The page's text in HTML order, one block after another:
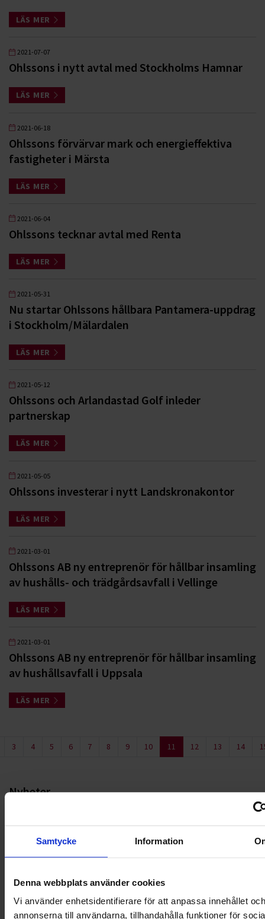
Samtycke Information
Denna webbplats använder cookies
Vi använder enhetsidentifierare för att anpassa innehållet och
annonserna till användarna, tillhandahålla funktioner för
LÄS MER
2021-07-07
Ohlssons i nytt avtal med Stockholms Hamnar
LÄS MER
2021-06-18
Ohlssons förvärvar mark och energieffektiva
fastigheter i Märsta
LÄS MER
2021-06-04
Ohlssons tecknar avtal med Renta
LÄS MER
2021-05-31
Nu startar Ohlssons hållbara Pantamera-uppdrag
i Stockholm/Mälardalen
LÄS MER
2021-05-12
Ohlssons och Arlandastad Golf inleder
partnerskap
LÄS MER
2021-05-05
Ohlssons investerar i nytt Landskronakontor
LÄS MER
2021-03-01
Ohlssons AB ny entreprenör för hållbar insamling
av hushålls- och trädgårdsavfall i Vellinge
LÄS MER
2021-03-01
Ohlssons AB ny entreprenör för hållbar insamling
av hushållsavfall i Uppsala
LÄS MER
3 4 5 6 7 8 9 10 11 12 13 14
Nyheter
ALLA
LANDSKRONA
NYA UPPDRAG